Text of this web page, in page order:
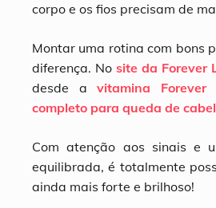
corpo e os fios precisam de
Montar uma rotina com bons
diferença. No site da Forever
desde avitamina Forever
completo para queda de
Com atenção aos sinais e
equilibrada, é totalmente
ainda mais forte e brilhoso!